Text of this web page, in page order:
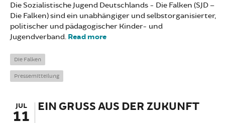
Die Sozialistische Jugend Deutschlands - Die Falken (SJD –
Die Falken) sind ein unabhängiger und selbstorganisierter,
politischer und pädagogischer Kinder- und
Jugendverband. Read more
Die Falken
Pressemitteilung
JUL
11
EIN GRUSS AUS DER ZUKUNFT